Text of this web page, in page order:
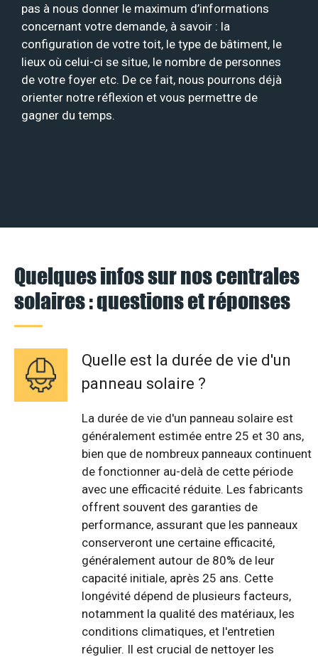
pas à nous donner le maximum d’informations
concernant votre demande, à savoir : la
configuration de votre toit, le type de bâtiment, le
lieux où celui-ci se situe, le nombre de personnes
de votre foyer etc. De ce fait, nous pourrons déjà
orienter notre réflexion et vous permettre de
gagner du temps.
Quelques infos sur nos centrales
solaires : questions et réponses
Quelle est la durée de vie d'un
panneau solaire ?
La durée de vie d'un panneau solaire est
généralement estimée entre 25 et 30 ans,
bien que de nombreux panneaux continuent
de fonctionner au-delà de cette période
avec une efficacité réduite. Les fabricants
offrent souvent des garanties de
performance, assurant que les panneaux
conserveront une certaine efficacité,
généralement autour de 80% de leur
capacité initiale, après 25 ans. Cette
longévité dépend de plusieurs facteurs,
notamment la qualité des matériaux, les
conditions climatiques, et l'entretien
régulier. Il est crucial de nettoyer les